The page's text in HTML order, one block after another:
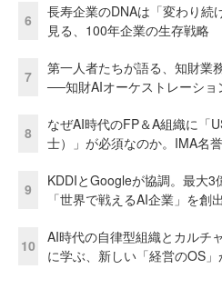
6
長寿企業のDNAは「変わり続
見る、100年企業の生存戦略
7
第一人者たちが語る、知財業
──知財AIオーケストレーショ
8
なぜAI時代のFP＆A組織に「
士）」が必須なのか。IMA名
9
KDDIとGoogleが協調。最大
「世界で戦えるAI企業」を創
10
AI時代の自律型組織とカルチ
に学ぶ、新しい「経営のOS